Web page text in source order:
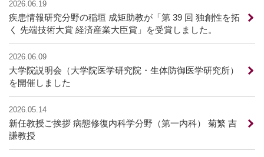
2026.06.19
疾患情報研究分野の稲垣 成矩助教が「第 39 回 独創性を拓
く 先端技術大賞 経済産業大臣賞」を受賞しました。
2026.06.09
大学院説明会（大学院医学研究院・生体防御医学研究所）
を開催しました
2026.05.14
新任教授ご挨拶 病態修復内科学分野（第一内科） 菊繁 吉
謙教授